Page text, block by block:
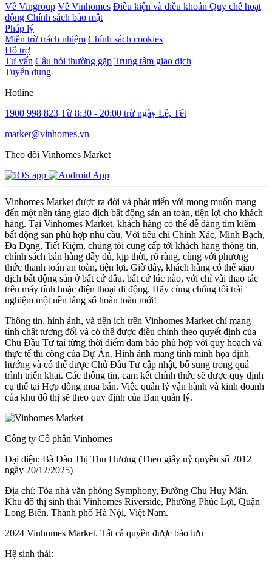
Về Vingroup Về Vinhomes Điều kiện và điều khoản Quy chế hoạt
động Chính sách bảo mật
Pháp lý
Miễn trừ trách nhiệm Chính sách cookies
Hỗ trợ
Tư vấn Câu hỏi thường gặp Trung tâm giao dịch
Tuyển dụng
Hotline
1900 998 823 Từ 8:30 - 20:00 trừ ngày Lễ, Tết
market@vinhomes.vn
Theo dõi Vinhomes Market
Vinhomes Market được ra đời và phát triển với mong muốn mang
đến một nền tảng giao dịch bất động sản an toàn, tiện lợi cho khách
hàng. Tại Vinhomes Market, khách hàng có thể dễ dàng tìm kiếm
bất động sản phù hợp nhu cầu. Với tiêu chí Chính Xác, Minh Bạch,
Đa Dạng, Tiết Kiệm, chúng tôi cung cấp tới khách hàng thông tin,
chính sách bán hàng đầy đủ, kịp thời, rõ ràng, cùng với phương
thức thanh toán an toàn, tiện lợi. Giờ đây, khách hàng có thể giao
dịch bất động sản ở bất cứ đâu, bất cứ lúc nào, với chỉ vài thao tác
trên máy tính hoặc điện thoại di động. Hãy cùng chúng tôi trải
nghiệm một nền tảng số hoàn toàn mới!
Thông tin, hình ảnh, và tiện ích trên Vinhomes Market chỉ mang
tính chất tương đối và có thể được điều chỉnh theo quyết định của
Chủ Đầu Tư tại từng thời điểm đảm bảo phù hợp với quy hoạch và
thực tế thi công của Dự Án. Hình ảnh mang tính minh họa định
hướng và có thể được Chủ Đầu Tư cập nhật, bổ sung trong quá
trình triển khai. Các thông tin, cam kết chính thức sẽ được quy định
cụ thể tại Hợp đồng mua bán. Việc quản lý vận hành và kinh doanh
của khu đô thị sẽ theo quy định của Ban quản lý.
Công ty Cổ phần Vinhomes
Đại diện: Bà Đào Thị Thu Hương (Theo giấy uỷ quyền số 2012
ngày 20/12/2025)
Địa chỉ: Tòa nhà văn phòng Symphony, Đường Chu Huy Mân,
Khu đô thị sinh thái Vinhomes Riverside, Phường Phúc Lợi, Quận
Long Biên, Thành phố Hà Nội, Việt Nam.
2024 Vinhomes Market. Tất cả quyền được bảo lưu
Hệ sinh thái: